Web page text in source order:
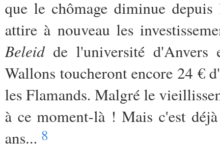
que le chômage diminue
attire à nouveau les
Beleidde l'université d'Anvers
Wallons toucheront encore 24 €
les Flamands. Malgré le
à ce moment-là ! Mais c'est
ans... 8